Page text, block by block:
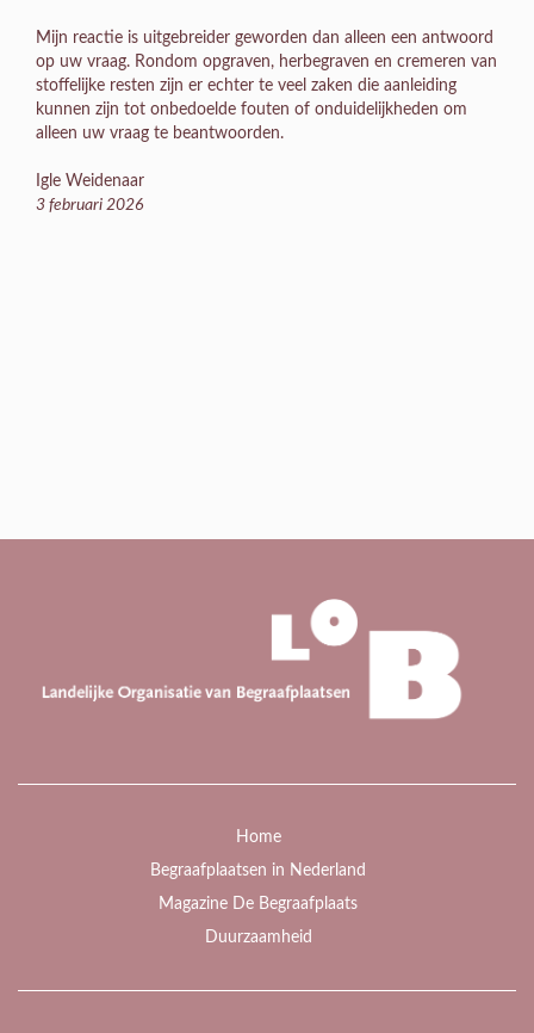
Mijn reactie is uitgebreider geworden dan alleen een antwoord
op uw vraag. Rondom opgraven, herbegraven en cremeren van
stoffelijke resten zijn er echter te veel zaken die aanleiding
kunnen zijn tot onbedoelde fouten of onduidelijkheden om
alleen uw vraag te beantwoorden.
Igle Weidenaar
3 februari 2026
Home
Begraafplaatsen in Nederland
Magazine De Begraafplaats
Duurzaamheid